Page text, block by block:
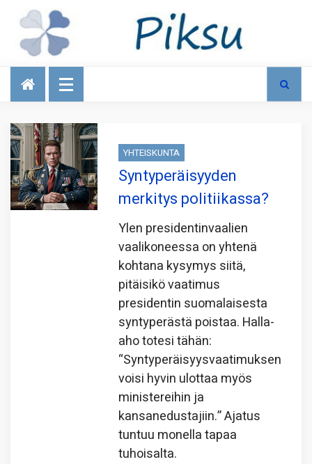
Talous
YHTEISKUNTA
Syntyperäisyyden
merkitys politiikassa?
Ylen presidentinvaalien
vaalikoneessa on yhtenä
kohtana kysymys siitä,
pitäisikö vaatimus
presidentin suomalaisesta
syntyperästä poistaa. Halla-
aho totesi tähän:
“Syntyperäisyysvaatimuksen
voisi hyvin ulottaa myös
ministereihin ja
kansanedustajiin.” Ajatus
tuntuu monella tapaa
tuhoisalta.